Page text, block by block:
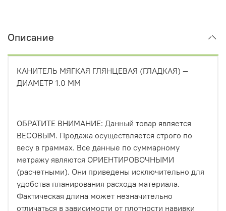
Описание
КАНИТЕЛЬ МЯГКАЯ ГЛЯНЦЕВАЯ (ГЛАДКАЯ) —
ДИАМЕТР 1.0 ММ
ОБРАТИТЕ ВНИМАНИЕ: Данный товар является
ВЕСОВЫМ. Продажа осуществляется строго по
весу в граммах. Все данные по суммарному
метражу являются ОРИЕНТИРОВОЧНЫМИ
(расчетными). Они приведены исключительно для
удобства планирования расхода материала.
Фактическая длина может незначительно
отличаться в зависимости от плотности навивки